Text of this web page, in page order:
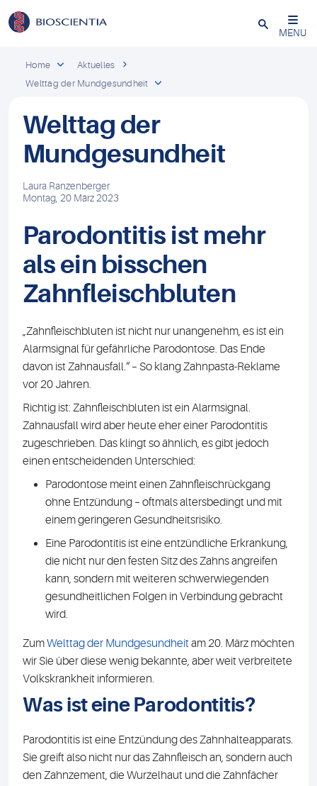
Schließen
MENU
Home
Aktuelles
Welttag der Mundgesundheit
Welttag der
Mundgesundheit
Laura Ranzenberger
Montag, 20 März 2023
Parodontitis ist mehr
als ein bisschen
Zahnfleischbluten
„Zahnfleischbluten ist nicht nur unangenehm, es ist ein
Alarmsignal für gefährliche Parodontose. Das Ende
davon ist Zahnausfall.“ – So klang Zahnpasta-Reklame
vor 20 Jahren.
Richtig ist: Zahnfleischbluten ist ein Alarmsignal.
Zahnausfall wird aber heute eher einer Parodontitis
zugeschrieben. Das klingt so ähnlich, es gibt jedoch
einen entscheidenden Unterschied:
Parodontose meint einen Zahnfleischrückgang
ohne Entzündung – oftmals altersbedingt und mit
einem geringeren Gesundheitsrisiko.
Eine Parodontitis ist eine entzündliche Erkrankung,
die nicht nur den festen Sitz des Zahns angreifen
kann, sondern mit weiteren schwerwiegenden
gesundheitlichen Folgen in Verbindung gebracht
wird.
ZumWelttag der Mundgesundheit am 20. März möchten
wir Sie über diese wenig bekannte, aber weit verbreitete
Volkskrankheit informieren.
Was ist eine Parodontitis?
Parodontitis ist eine Entzündung des Zahnhalteapparats.
Sie greift also nicht nur das Zahnfleisch an, sondern auch
den Zahnzement, die Wurzelhaut und die Zahnfächer